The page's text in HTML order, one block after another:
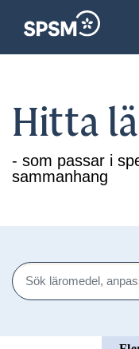
Hitta
- som passar i
sammanhang
Sök